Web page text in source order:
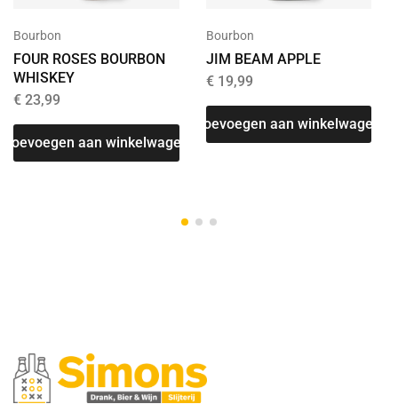
Bourbon
FOUR ROSES BOURBON
WHISKEY
€ 23,99
Toevoegen aan winkelwagen
Bourbon
JIM BEAM APPLE
€19,99
Toevoegen aan winkelwagen